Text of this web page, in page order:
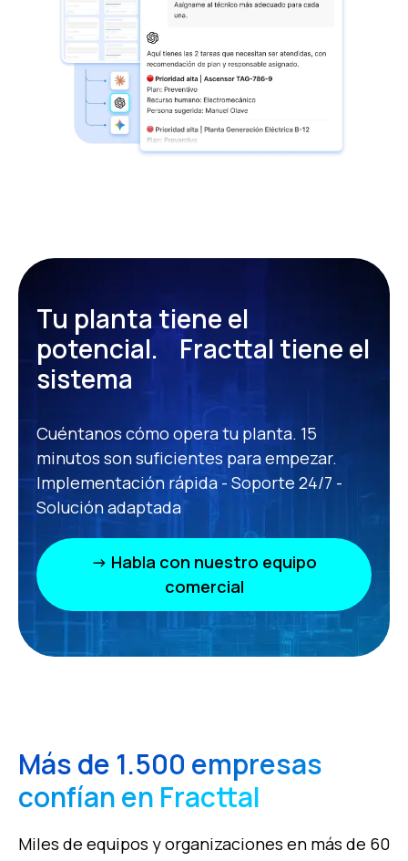
Tu planta tiene el
potencial.
Fracttal tiene el
sistema
Cuéntanos cómo opera tu planta. 15
minutos son suficientes para empezar.
Implementación rápida - Soporte 24/7 -
Solución adaptada
→ Habla con nuestro equipo
comercial
Más de 1.500 empresas
confían en Fracttal
Miles de equipos y organizaciones en más de 60